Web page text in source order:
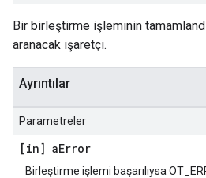
Bir birleştirme işleminin
aranacak işaretçi.
Ayrıntılar
Parametreler
[in] aError
Birleştirme işlemi başarılıysa